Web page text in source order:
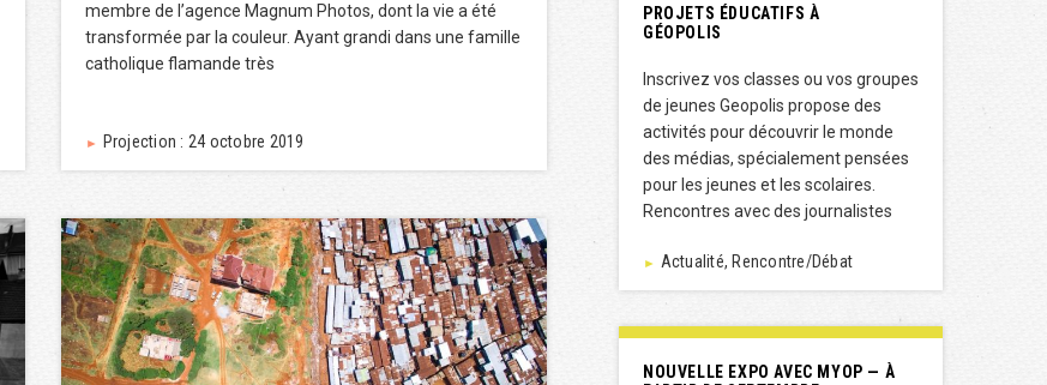
membre de l’agence Magnum Photos, dont la vie a été
transformée par la couleur. Ayant grandi dans une famille
catholique flamande très
► Projection : 24 octobre 2019
PROJETS ÉDUCATIFS À
GÉOPOLIS
Inscrivez vos classes ou vos groupes
de jeunes Geopolis propose des
activités pour découvrir le monde
des médias, spécialement pensées
pour les jeunes et les scolaires.
Rencontres avec des journalistes
► Actualité, Rencontre/Débat
NOUVELLE EXPO AVEC MYOP — À